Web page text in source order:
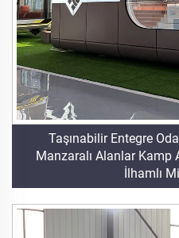
Taşınabilir Entegre
Manzaralı Alanlar Kamp
İlhamlı